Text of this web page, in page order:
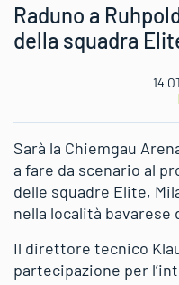
Raduno a
della squadra
14
Sarà la Chiemgau
a fare da scenario al
delle squadre Elite,
nella località bavarese
Il direttore tecnico
partecipazione per